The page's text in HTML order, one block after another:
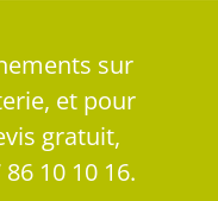
sur
et pour
gratuit,
10 10 16.